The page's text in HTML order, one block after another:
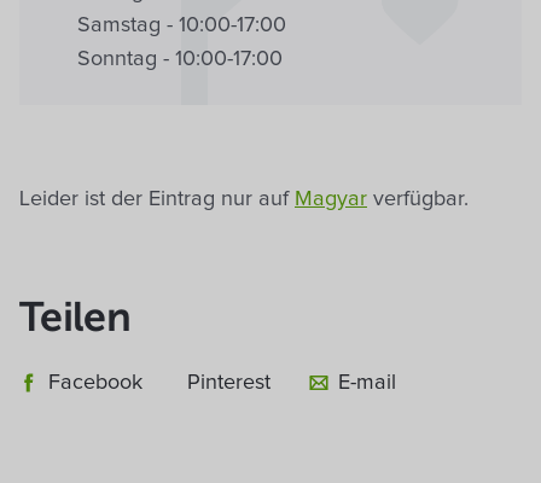
Leider ist der Eintrag nur auf Magyar verfügbar.
Teilen
Facebook Pinterest E-mail
Samstag - 10:00-17:00
Sonntag - 10:00-17:00